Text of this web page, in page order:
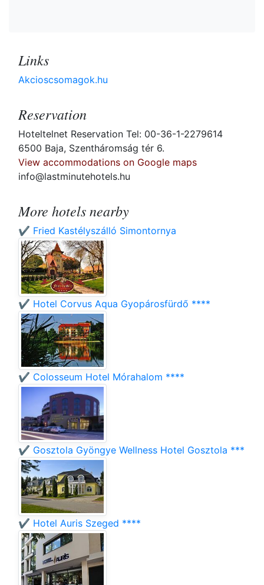
Links
Akcioscsomagok.hu
Reservation
Hoteltelnet Reservation Tel: 00-36-1-2279614
6500 Baja, Szentháromság tér 6.
View accommodations on Google maps
info@lastminutehotels.hu
More hotels nearby
✔️ Fried Kastélyszálló Simontornya
✔️ Hotel Corvus Aqua Gyopárosfürdő ****
✔️ Colosseum Hotel Mórahalom ****
✔️ Gosztola Gyöngye Wellness Hotel Gosztola ***
✔️ Hotel Auris Szeged ****